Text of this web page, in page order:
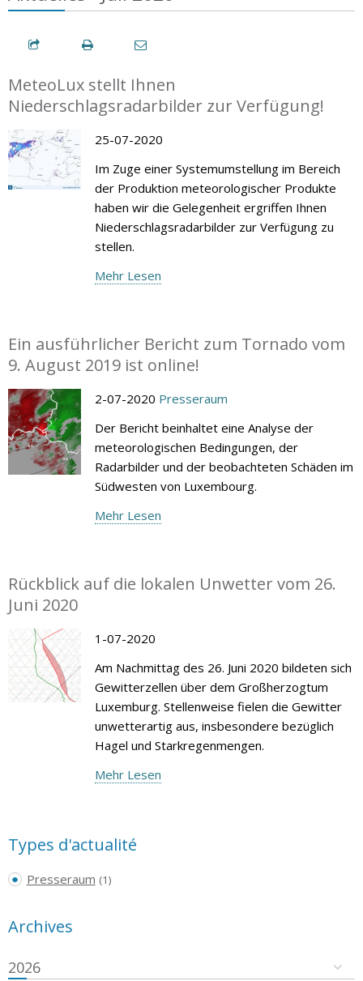
MeteoLux stellt Ihnen
Niederschlagsradarbilder zur Verfügung!
25-07-2020
Im Zuge einer Systemumstellung im Bereich
der Produktion meteorologischer Produkte
haben wir die Gelegenheit ergriffen Ihnen
Niederschlagsradarbilder zur Verfügung zu
stellen.
Mehr Lesen
Ein ausführlicher Bericht zum Tornado vom
9. August 2019 ist online!
2-07-2020 Presseraum
Der Bericht beinhaltet eine Analyse der
meteorologischen Bedingungen, der
Radarbilder und der beobachteten Schäden im
Südwesten von Luxembourg.
Mehr Lesen
Rückblick auf die lokalen Unwetter vom 26.
Juni 2020
1-07-2020
Am Nachmittag des 26. Juni 2020 bildeten sich
Gewitterzellen über dem Großherzogtum
Luxemburg. Stellenweise fielen die Gewitter
unwetterartig aus, insbesondere bezüglich
Hagel und Starkregenmengen.
Mehr Lesen
Types d'actualité
Presseraum (1)
Archives
2026